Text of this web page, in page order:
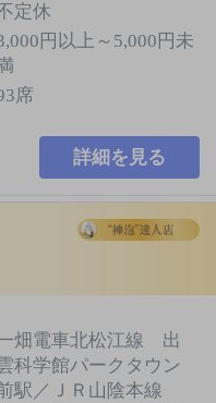
定休
円以上～5,000円未
席
詳細を見る
畑電車北松江線 出
科学館パークタウン
駅／ＪＲ山陰本線